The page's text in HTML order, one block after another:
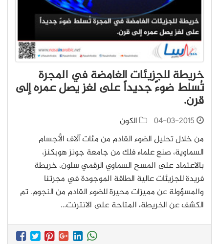
خريطة للجزيئات الغامضة في المجرة
تُسلط ضوءً جديداً على لغز يصل عمره إلى
قرن.
04-03-2015
الكون
من خلال تحليل الضوء القادم من مئات آلاف الأجسام
السماوية، صنع علماء فلك من جامعة جونز هوبكنز،
بالاعتماد على المسح السماوي الرقمي سلون، خريطة
فريدة للجزيئات عالية الطاقة الموجودة في مجرتنا
والمسؤولة عن مميزات محيرة للضوء القادم من النجوم. تم
الكشف عن الخريطة، المتاحة على الانترنت…